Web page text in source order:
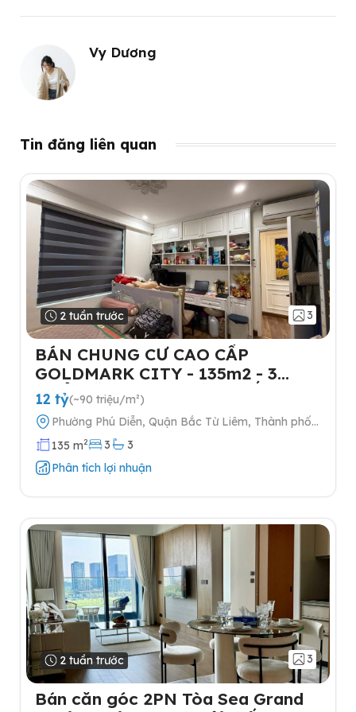
Vy Dương
Tin đăng liên quan
2 tuần trước 3
BÁN CHUNG CƯ CAO CẤP
GOLDMARK CITY - 135m2 - 3
NGỦ-TẶNG FULL NỘI THẤT- 2
SLOT Ô TÔ
12 tỷ(~90 triệu/m²)
Phường Phú Diễn, Quận Bắc Từ Liêm, Thành phố
Hà Nội
135 m2 3
3
Phân tích lợi nhuận
2 tuần trước 3
Bán căn góc 2PN Tòa Sea Grand